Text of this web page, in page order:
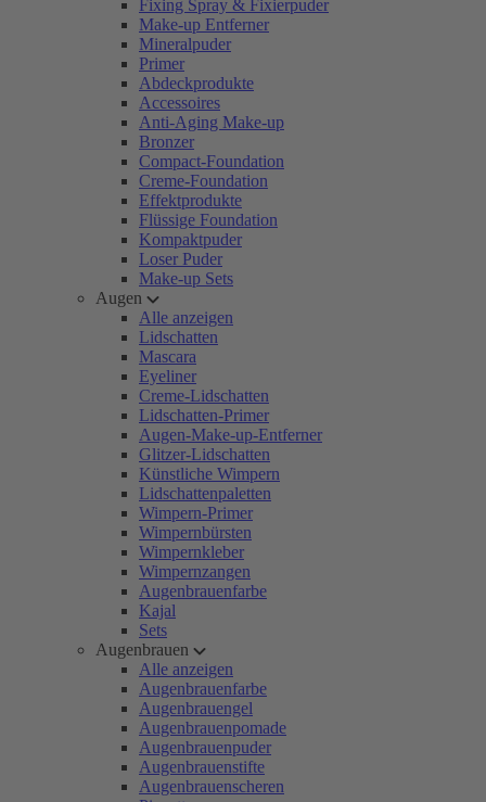
Fixing Spray & Fixierpuder
Make-up Entferner
Mineralpuder
Primer
Abdeckprodukte
Accessoires
Anti-Aging Make-up
Bronzer
Compact-Foundation
Creme-Foundation
Effektprodukte
Flüssige Foundation
Kompaktpuder
Loser Puder
Make-up Sets
Augen
Alle anzeigen
Lidschatten
Mascara
Eyeliner
Creme-Lidschatten
Lidschatten-Primer
Augen-Make-up-Entferner
Glitzer-Lidschatten
Künstliche Wimpern
Lidschattenpaletten
Wimpern-Primer
Wimpernbürsten
Wimpernkleber
Wimpernzangen
Augenbrauenfarbe
Kajal
Sets
Augenbrauen
Alle anzeigen
Augenbrauenfarbe
Augenbrauengel
Augenbrauenpomade
Augenbrauenpuder
Augenbrauenstifte
Augenbrauenscheren